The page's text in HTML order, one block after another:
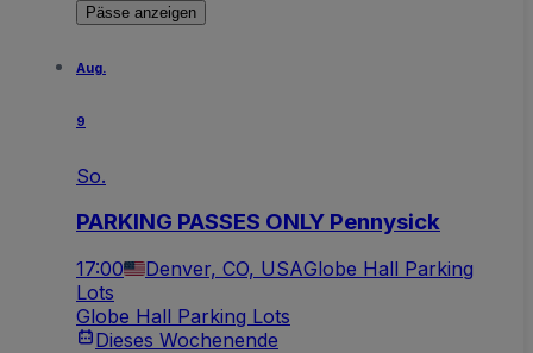
Pässe anzeigen
Aug.
9
So.
PARKING PASSES ONLY Pennysick
17:00 Denver, CO, USAGlobe Hall Parking
Lots
Globe Hall Parking Lots
Dieses Wochenende